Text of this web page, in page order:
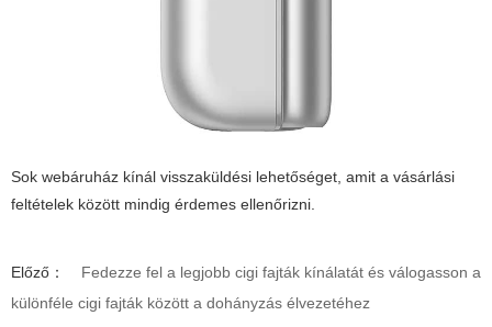
Sok webáruház kínál visszaküldési lehetőséget, amit a vásárlási
feltételek között mindig érdemes ellenőrizni.
Előző：
Fedezze fel a legjobb cigi fajták kínálatát és válogasson a
különféle cigi fajták között a dohányzás élvezetéhez